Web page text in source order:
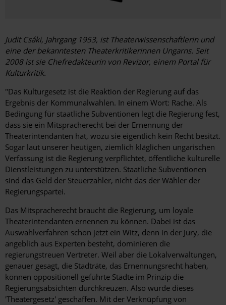
Judit Csáki, Jahrgang 1953, ist Theaterwissenschaftlerin und
eine der bekanntesten Theaterkritikerinnen Ungarns. Seit
2008 ist sie Chefredakteurin von Revizor, einem Portal für
Kulturkritik.
"Das Kulturgesetz ist die Reaktion der Regierung auf das
Ergebnis der Kommunalwahlen. In einem Wort: Rache. Als
Bedingung für staatliche Subventionen legt die Regierung fest,
dass sie ein Mitspracherecht bei der Ernennung der
Theaterintendanten hat, wozu sie eigentlich kein Recht besitzt.
Sogar laut unserer heutigen, ziemlich kläglichen ungarischen
Verfassung ist die Regierung verpflichtet, öffentliche kulturelle
Dienstleistungen zu unterstützen. Staatliche Subventionen
sind das Geld der Steuerzahler, nicht das der Wähler der
Regierungspartei.
Das Mitspracherecht braucht die Regierung, um loyale
Theaterintendanten ernennen zu können. Dabei ist das
Auswahlverfahren schon jetzt ein Witz, denn in der Jury, die
angeblich aus Experten besteht, dominieren die
regierungstreuen Vertreter. Weil aber die Lokalverwaltungen,
genauer gesagt, die Stadträte, das Ernennungsrecht haben,
können oppositionell geführte Städte im Prinzip die
Regierungsabsichten durchkreuzen. Also wurde dieses
'Theatergesetz' geschaffen. Mit der Verknüpfung von